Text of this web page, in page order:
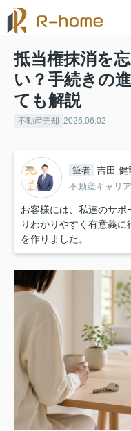
抵当権抹消を
い？手続きの
ても解説
不動産売却 2026.06.02
筆者 吉田 健
不動産キャリ
お客様には、私達のサポ
りわかりやすく有意義
を作りました。